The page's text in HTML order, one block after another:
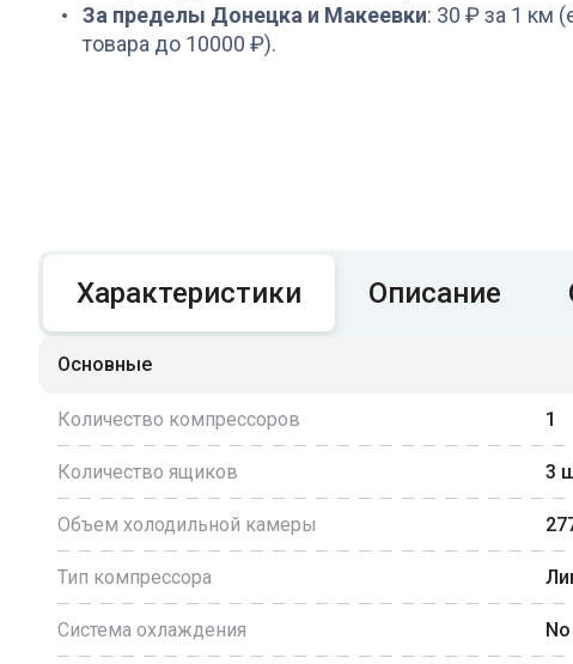
За пределы Донецка и Макеевки: 30 ₽ за 1 км
товара до 10000 ₽).
Характеристики Описание
Основные
Количество компрессоров 1
Количество ящиков 3
Объем холодильной камеры
Тип компрессора
Система охлаждения